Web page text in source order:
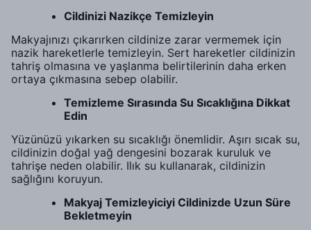
Cildinizi Nazikçe Temizleyin
Makyajınızı çıkarırken cildinize zarar vermemek için
nazik hareketlerle temizleyin. Sert hareketler cildinizin
tahriş olmasına ve yaşlanma belirtilerinin daha erken
ortaya çıkmasına sebep olabilir.
Temizleme Sırasında Su Sıcaklığına Dikkat
Edin
Yüzünüzü yıkarken su sıcaklığı önemlidir. Aşırı sıcak su,
cildinizin doğal yağ dengesini bozarak kuruluk ve
tahrişe neden olabilir. Ilık su kullanarak, cildinizin
sağlığını koruyun.
Makyaj Temizleyiciyi Cildinizde Uzun Süre
Bekletmeyin